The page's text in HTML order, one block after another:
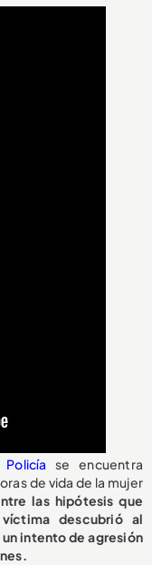
Policía se encuentra
de vida de la mujer
las hipótesis que
descubrió al
intento de agresión